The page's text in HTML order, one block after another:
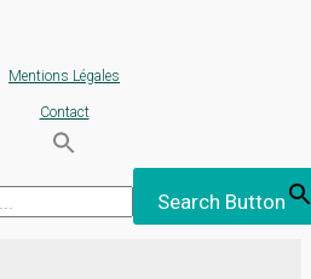
Mentions Légales
Contact
Search Button